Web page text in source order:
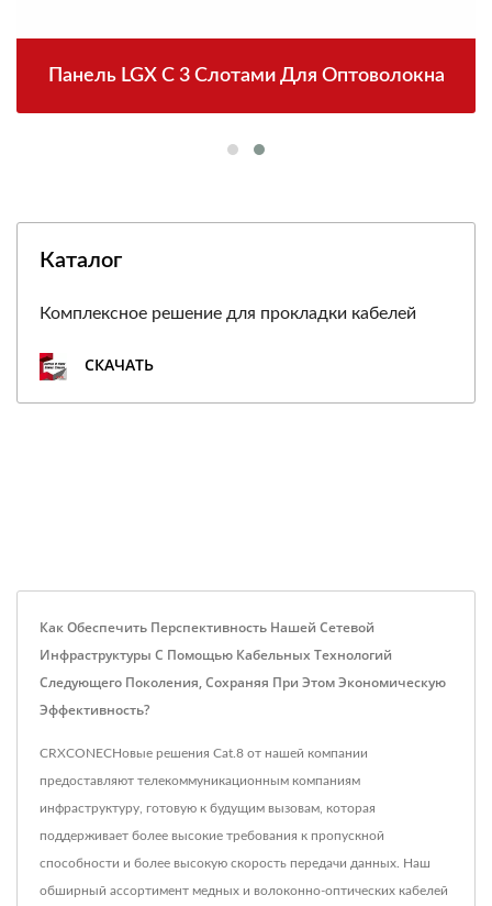
Панель LGX С 3 Слотами Для Оптоволокна
Каталог
Комплексное решение для прокладки кабелей
СКАЧАТЬ
Как Обеспечить Перспективность Нашей Сетевой
Инфраструктуры С Помощью Кабельных Технологий
Следующего Поколения, Сохраняя При Этом Экономическую
Эффективность?
CRXCONECНовые решения Cat.8 от нашей компании
предоставляют телекоммуникационным компаниям
инфраструктуру, готовую к будущим вызовам, которая
поддерживает более высокие требования к пропускной
способности и более высокую скорость передачи данных. Наш
обширный ассортимент медных и волоконно-оптических кабелей